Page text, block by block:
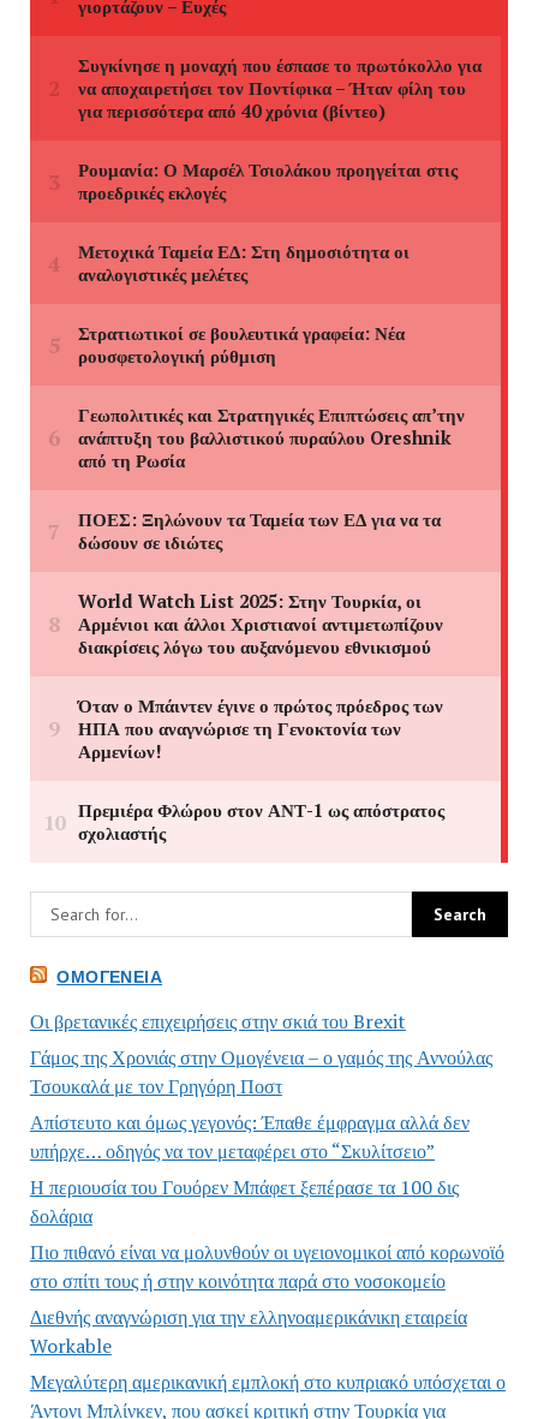
ΟΜΟΓΈΝΕΙΑ
Οι βρετανικές επιχειρήσεις στην σκιά του Brexit
Γάμος της Χρονιάς στην Ομογένεια – ο γαμός της Αννούλας
Τσουκαλά με τον Γρηγόρη Ποστ
Απίστευτο και όμως γεγονός: Έπαθε έμφραγμα αλλά δεν
υπήρχε… οδηγός να τον μεταφέρει στο “Σκυλίτσειο”
Η περιουσία του Γουόρεν Μπάφετ ξεπέρασε τα 100 δις
δολάρια
Πιο πιθανό είναι να μολυνθούν οι υγειονομικοί από κορωνοϊό
στο σπίτι τους ή στην κοινότητα παρά στο νοσοκομείο
Διεθνής αναγνώριση για την ελληνοαμερικάνικη εταιρεία
Workable
Μεγαλύτερη αμερικανική εμπλοκή στο κυπριακό υπόσχεται ο
Άντονι Μπλίνκεν, που ασκεί κριτική στην Τουρκία για